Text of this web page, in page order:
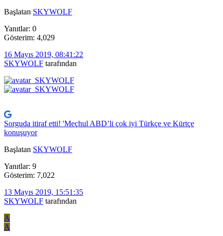
Başlatan SKYWOLF
Yanıtlar: 0
Gösterim: 4,029
16 Mayıs 2019, 08:41:22
SKYWOLF tarafından
Sorguda itiraf etti! 'Meçhul ABD’li çok iyi Türkçe ve Kürtçe
konuşuyor
Başlatan SKYWOLF
Yanıtlar: 9
Gösterim: 7,022
13 Mayıs 2019, 15:51:35
SKYWOLF tarafından
A
A